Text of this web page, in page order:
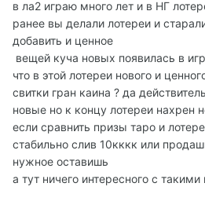
в ла2 играю много лет и в НГ
ранее вы делали лотереи и
добавить и ценное
вещей куча новых появилась в
что в этой лотереи нового и
свитки гран каина ? да
новые но к концу лотереи нахрен
если сравнить призы таро и
стабильно слив 10кккк или
нужное оставишь
а тут ничего интересного с